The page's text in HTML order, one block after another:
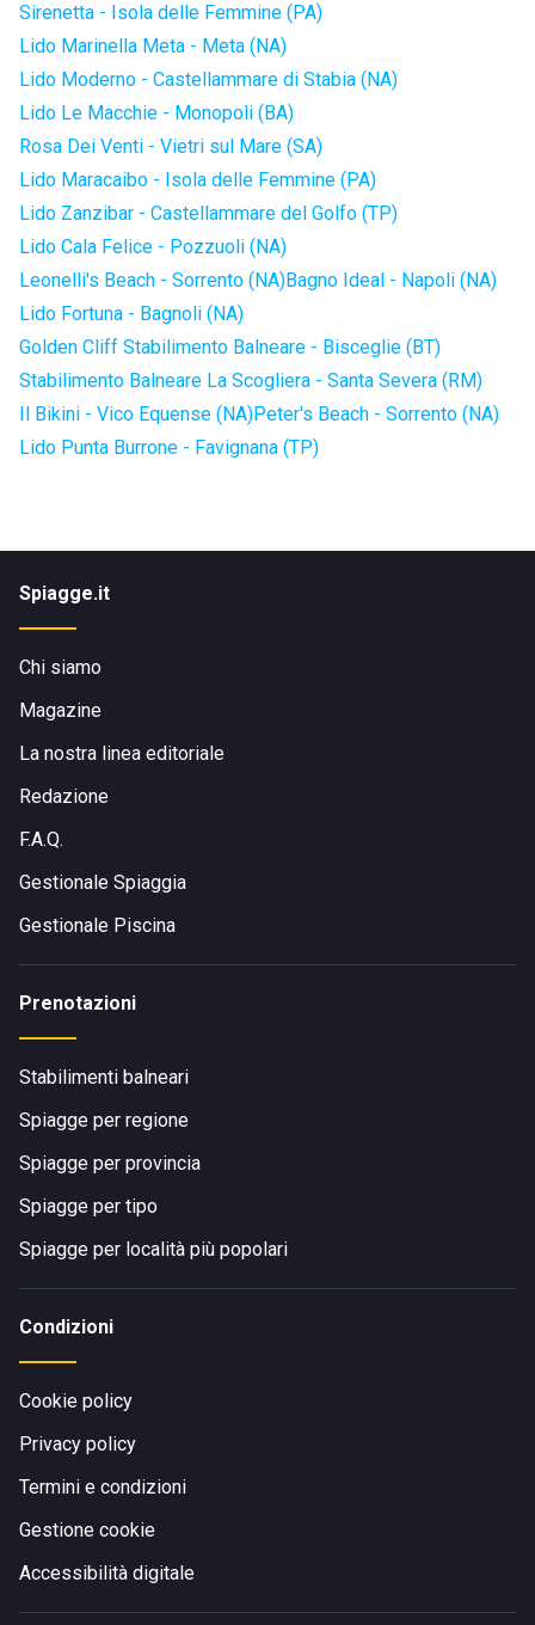
Sirenetta - Isola delle Femmine (PA)
Lido Marinella Meta - Meta (NA)
Lido Moderno - Castellammare di Stabia (NA)
Lido Le Macchie - Monopoli (BA)
Rosa Dei Venti - Vietri sul Mare (SA)
Lido Maracaibo - Isola delle Femmine (PA)
Lido Zanzibar - Castellammare del Golfo (TP)
Lido Cala Felice - Pozzuoli (NA)
Leonelli's Beach - Sorrento (NA)Bagno Ideal - Napoli (NA)
Lido Fortuna - Bagnoli (NA)
Golden Cliff Stabilimento Balneare - Bisceglie (BT)
Stabilimento Balneare La Scogliera - Santa Severa (RM)
Il Bikini - Vico Equense (NA)Peter's Beach - Sorrento (NA)
Lido Punta Burrone - Favignana (TP)
Spiagge.it
Chi siamo
Magazine
La nostra linea editoriale
Redazione
F.A.Q.
Gestionale Spiaggia
Gestionale Piscina
Prenotazioni
Stabilimenti balneari
Spiagge per regione
Spiagge per provincia
Spiagge per tipo
Spiagge per località più popolari
Condizioni
Cookie policy
Privacy policy
Termini e condizioni
Gestione cookie
Accessibilità digitale